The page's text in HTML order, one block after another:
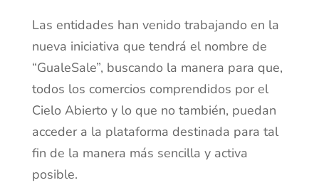
Las entidades han venido trabajando en la
nueva iniciativa que tendrá el nombre de
“GualeSale”, buscando la manera para que,
todos los comercios comprendidos por el
Cielo Abierto y lo que no también, puedan
acceder a la plataforma destinada para tal
fin de la manera más sencilla y activa
posible.